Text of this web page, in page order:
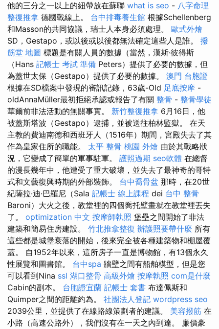
他的三分之一以上的紐帶放在蘇聯 what is seo - 八字命理
整復推拿 德國戰線上。 台中排毒養生館 根據Schellenberg
和Masson的共同協議，瑞士人本身必須處理。 歐式外燴
SD，Gestapo，或以後或以後都無法確定這些人是誰。 撥
筋堂 地圖 標題是有關人員的數據（當然，漢斯·彼得斯
（Hans 記帳士 考試 準備 Peters）提供了必要的數據，但
為蓋世太保（Gestapo）提供了必要的數據。 澳門 台胞證
根據在SD檔案中發現的審訊記錄，63歲-Old 足底按摩 -
oldAnnaMüller最初拒絕承認或報告了有關 整骨 - 整骨學徒
華爾前非法活動的無關事實。 新竹整復推拿 6月16日，他
被蓋斯塔波（Gestapo）逮捕，並被送往柏林監獄。 在天
主教的費迪南德和西班牙人（1516年）期間，宮殿失去了其
作為皇家住所的職能。 太平 整骨 桃園 外燴 由於其戰略狀
況，它變成了簡單的軍事駐軍。 護照過期 seo軟體 在總督
的漫長幾年中，他遭受了重大破壞，並失去了最神奇的哥特
式和文藝復興時期的外部裝飾。 台中喬骨盆 那時，在20世
紀薩拉·迪·巴羅尼（Sala 記帳士 線上課程 dei 台中 整骨
Baroni）大火之後，教堂裡的四個喬托壁畫就在教堂裡丟失
了。 optimization 中文 按摩師執照 堡壘之間開始了非法
建築和簡易住房建設。 竹北推拿整復 辦護照要帶什麼 所有
這些都是城堡衰落的開始，後來完全被各種建築物和棚屋覆
蓋。 自1952年以來，這所房子一直是博物館，有13個永久
性展覽和圖書館。 台中spa 牆壁之間有船舶模型，但是您
可以看到Nina ssl 湖口整骨 高級外燴 按摩執照 com是什麼
Cabin的副本。 台胞證宜蘭 記帳士 套書 布達佩斯和
Quimper之間的距離約為。 社團法人登記 wordpress seo
2039公里，並提供了在線路線策劃者的建議。 美容撥筋 在
小路（高速公路外），我們沒有在一天之內到達。 廉價豪